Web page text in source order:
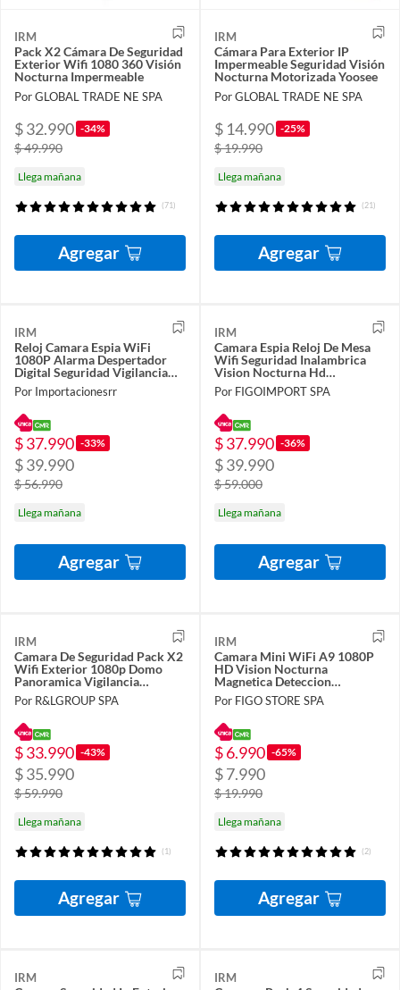
IRM
Pack X2 Cámara De Seguridad
Exterior Wifi 1080 360 Visión
Nocturna Impermeable
Por GLOBAL TRADE NE SPA
$ 32.990 -34%
$ 49.990
Llega mañana
(71)
Agregar
IRM
Cámara Para Exterior IP
Impermeable Seguridad Visión
Nocturna Motorizada Yoosee
Por GLOBAL TRADE NE SPA
$ 14.990 -25%
$ 19.990
Llega mañana
(21)
Agregar
IRM
Reloj Camara Espia WiFi
1080P Alarma Despertador
Digital Seguridad Vigilancia
Oculta App
Por Importacionesrr
$ 37.990 -33%
$ 39.990
$ 56.990
Llega mañana
Agregar
IRM
Camara Espia Reloj De Mesa
Wifi Seguridad Inalambrica
Vision Nocturna Hd
Recargable Pro FIGOIMPORT
Por FIGOIMPORT SPA
$ 37.990 -36%
$ 39.990
$ 59.000
Llega mañana
Agregar
IRM
Camara De Seguridad Pack X2
Wifi Exterior 1080p Domo
Panoramica Vigilancia
Infrarroja R&L Group
Por R&LGROUP SPA
$ 33.990 -43%
$ 35.990
$ 59.990
Llega mañana
(1)
Agregar
IRM
Camara Mini WiFi A9 1080P
HD Vision Nocturna
Magnetica Deteccion
Movimiento Vigilancia Hogar
Por FIGO STORE SPA
$ 6.990 -65%
$ 7.990
$ 19.990
Llega mañana
(2)
Agregar
IRM IRM